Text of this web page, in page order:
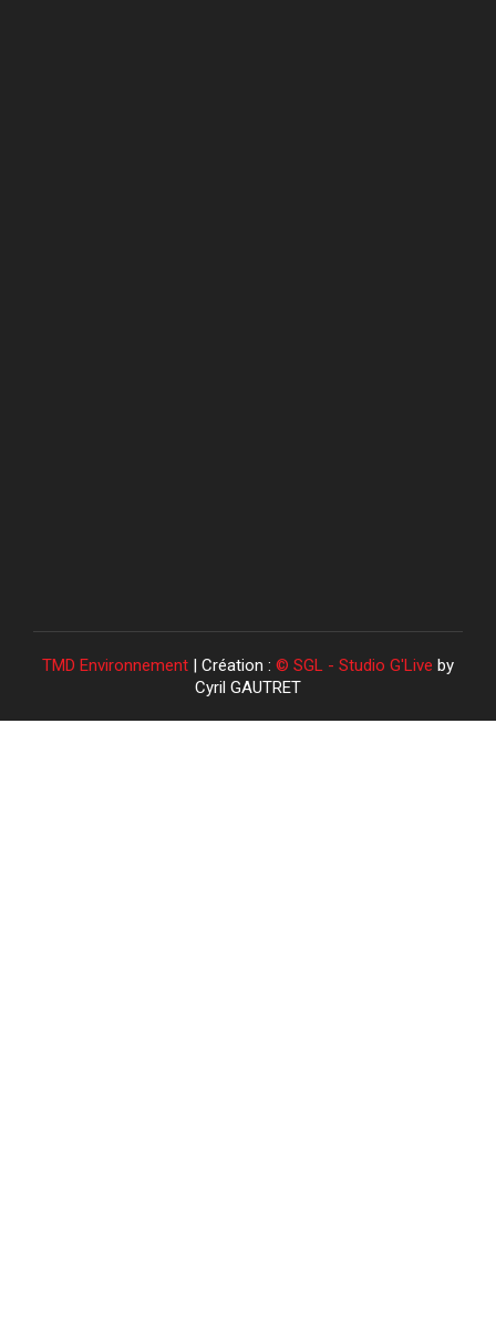
TMD Environnement | Création : © SGL - Studio G'Live by
Cyril GAUTRET